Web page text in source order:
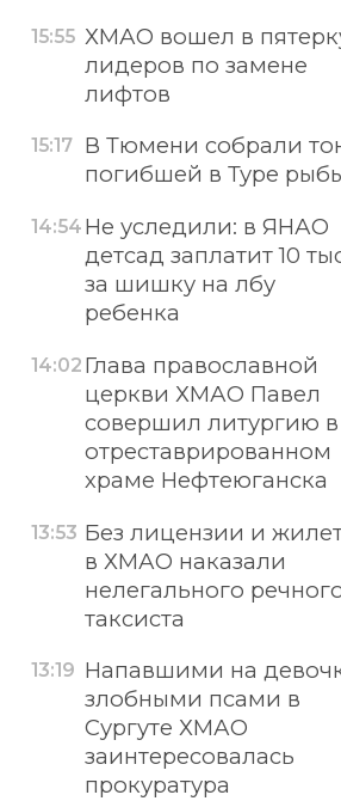
15:55 ХМАО вошел в
лидеров по замене
лифтов
15:17 В Тюмени собрали
погибшей в Туре
14:54 Не уследили: в ЯНАО
детсад заплатит 10
за шишку на лбу
ребенка
14:02 Глава православной
церкви ХМАО Павел
совершил литургию в
отреставрированном
храме Нефтеюганска
13:53 Без лицензии и
в ХМАО наказали
нелегального
таксиста
13:19 Напавшими на
злобными псами в
Сургуте ХМАО
заинтересовалась
прокуратура